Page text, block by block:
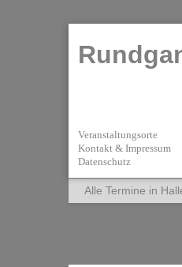
Veranstaltungsorte
Kontakt & Impressum
Datenschutz
Alle Termine in